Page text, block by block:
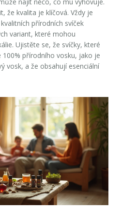
že kvalita je klíčová. Vždy je
přírodních svíček
variant, které mohou
Ujistěte se, že svíčky, které
přírodního vosku, jako je
vosk, a že obsahují esenciální